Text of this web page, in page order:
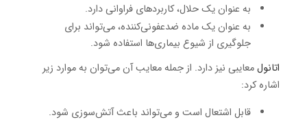
به عنوان یک حلال، کاربردهای فراوانی دارد.
به عنوان یک ماده ضدعفونی‌کننده، می‌تواند برای
جلوگیری از شیوع بیماری‌ها استفاده شود.
اتانولمعایبی نیز دارد. از جمله معایب آن می‌توان به موارد زیر
اشاره کرد:
قابل اشتعال است و می‌تواند باعث آتش‌سوزی شود.